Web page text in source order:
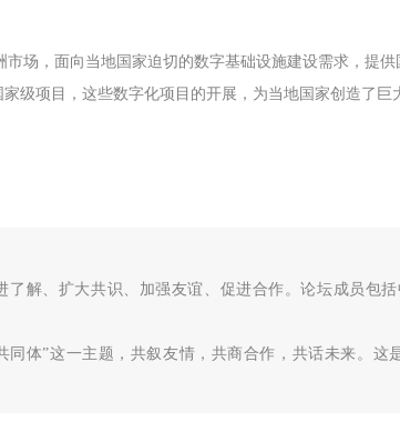
场，面向当地国家迫切的数字基础设施建设需求，提供
级项目，这些数字化项目的开展，为当地国家创造了巨
解、扩大共识、加强友谊、促进合作。论坛成员包括
体”这一主题，共叙友情，共商合作，共话未来。这